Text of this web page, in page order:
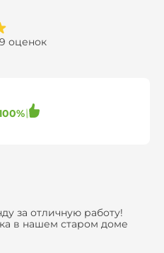
оценок
за отличную работу!
в нашем старом доме
но ребята справились на
и профессионально.